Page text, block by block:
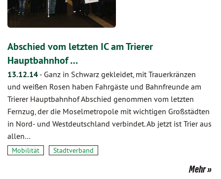
Abschied vom letzten IC am Trierer
Hauptbahnhof …
13.12.14 - Ganz in Schwarz gekleidet, mit Trauerkränzen
und weißen Rosen haben Fahrgäste und Bahnfreunde am
Trierer Hauptbahnhof Abschied genommen vom letzten
Fernzug, der die Moselmetropole mit wichtigen Großstädten
in Nord- und Westdeutschland verbindet. Ab jetzt ist Trier aus
allen…
Mobilität Stadtverband
Mehr